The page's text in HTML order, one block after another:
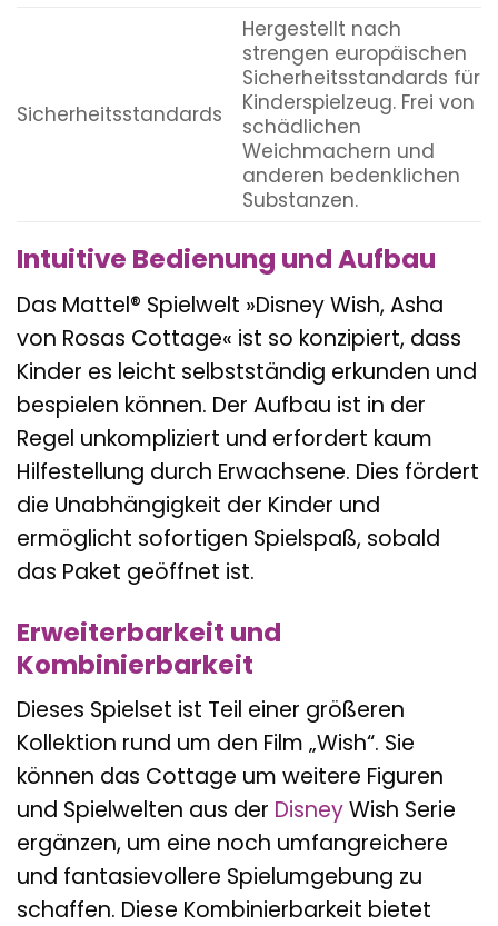
Sicherheitsstandards
Hergestellt nach
strengen europäischen
Sicherheitsstandards für
Kinderspielzeug. Frei von
schädlichen
Weichmachern und
anderen bedenklichen
Substanzen.
Intuitive Bedienung und Aufbau
Das Mattel® Spielwelt »Disney Wish, Asha
von Rosas Cottage« ist so konzipiert, dass
Kinder es leicht selbstständig erkunden und
bespielen können. Der Aufbau ist in der
Regel unkompliziert und erfordert kaum
Hilfestellung durch Erwachsene. Dies fördert
die Unabhängigkeit der Kinder und
ermöglicht sofortigen Spielspaß, sobald
das Paket geöffnet ist.
Erweiterbarkeit und
Kombinierbarkeit
Dieses Spielset ist Teil einer größeren
Kollektion rund um den Film „Wish“. Sie
können das Cottage um weitere Figuren
und Spielwelten aus der DisneyWish Serie
ergänzen, um eine noch umfangreichere
und fantasievollere Spielumgebung zu
schaffen. Diese Kombinierbarkeit bietet